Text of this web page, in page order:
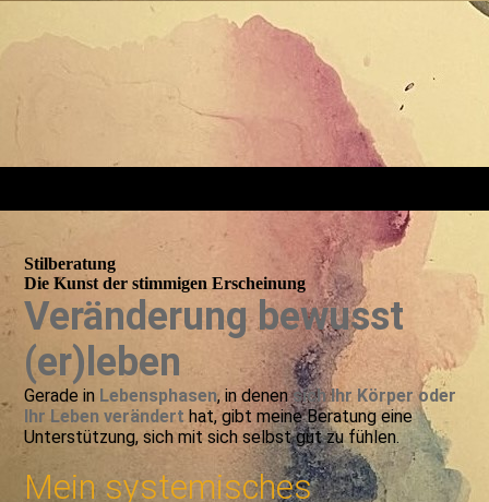
Stilberatung
Die Kunst der stimmigen Erscheinung
Veränderung bewusst
(er)leben
Gerade in Lebensphasen, in denensich Ihr Körper oder
Ihr Leben verändert hat, gibt meine Beratung eine
Unterstützung, sich mit sich selbst gut zu fühlen.
Mein systemisches